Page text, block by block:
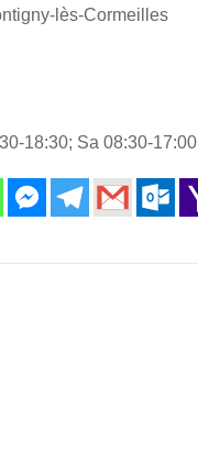
lès-Cormeilles
18:30; Sa 08:30-17:00